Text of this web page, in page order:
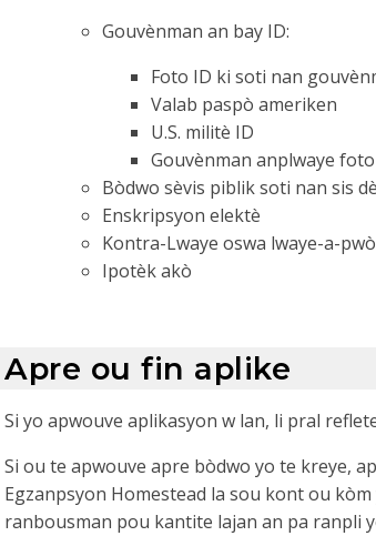
Gouvènman an bay ID:
Foto ID ki soti nan
Valab paspò ameriken
U.S. militè ID
Gouvènman anplwaye
Bòdwo sèvis piblik soti nan sis
Enskripsyon elektè
Kontra-Lwaye oswa lwaye-a-
Ipotèk akò
Apre ou fin aplike
Si yo apwouve aplikasyon w lan, li pral
Si ou te apwouve apre bòdwo yo te kreye,
Egzanpsyon Homestead la sou kont ou
ranbousman pou kantite lajan an pa ranpli